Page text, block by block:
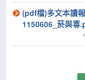
(pdf檔)多文本讀
1150606_菸與毒